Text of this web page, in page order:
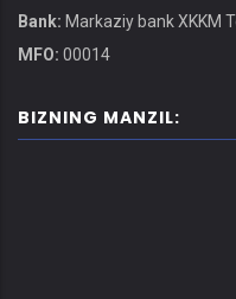
Bank: Markaziy bank XKKM
MFO: 00014
BIZNING MANZIL: